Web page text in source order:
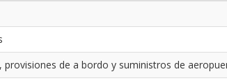
de a bordo y suministros de